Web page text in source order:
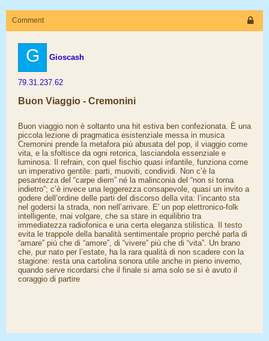
Comment
G Gioscash
79.31.237.62
Buon Viaggio - Cremonini
Buon viaggio non è soltanto una hit estiva ben confezionata. È una
piccola lezione di pragmatica esistenziale messa in musica
Cremonini prende la metafora più abusata del pop, il viaggio come
vita, e la sfoltisce da ogni retorica, lasciandola essenziale e
luminosa. Il refrain, con quel fischio quasi infantile, funziona come
un imperativo gentile: parti, muoviti, condividi. Non c’è la
pesantezza del “carpe diem” né la malinconia del “non si torna
indietro”; c’è invece una leggerezza consapevole, quasi un invito a
godere dell’ordine delle parti del discorso della vita: l’incanto sta
nel godersi la strada, non nell’arrivare. E' un pop elettronico-folk
intelligente, mai volgare, che sa stare in equilibrio tra
immediatezza radiofonica e una certa eleganza stilistica. Il testo
evita le trappole della banalità sentimentale proprio perché parla di
“amare” più che di “amore”, di “vivere” più che di “vita”. Un brano
che, pur nato per l’estate, ha la rara qualità di non scadere con la
stagione: resta una cartolina sonora utile anche in pieno inverno,
quando serve ricordarsi che il finale si ama solo se si è avuto il
coraggio di partire